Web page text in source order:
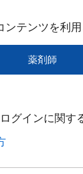
ンテンツを利
薬剤師
グインに関す